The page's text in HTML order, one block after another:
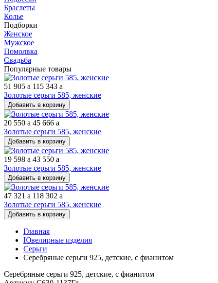
Браслеты
Колье
Подборки
Женское
Мужское
Помолвка
Свадьба
Популярные товары
51 905 a 115 343 a
Золотые серьги 585, женские
Добавить в корзину
20 550 a 45 666 a
Золотые серьги 585, женские
Добавить в корзину
19 598 a 43 550 a
Золотые серьги 585, женские
Добавить в корзину
47 321 a 118 302 a
Золотые серьги 585, женские
Добавить в корзину
Главная
Ювелирные изделия
Серьги
Серебряные серьги 925, детские, с фианитом
Серебряные серьги 925, детские, с фианитом